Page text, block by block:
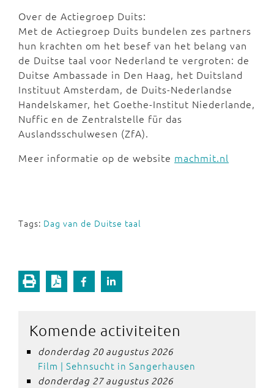
Over de Actiegroep Duits:
Met de Actiegroep Duits bundelen zes partners
hun krachten om het besef van het belang van
de Duitse taal voor Nederland te vergroten: de
Duitse Ambassade in Den Haag, het Duitsland
Instituut Amsterdam, de Duits-Nederlandse
Handelskamer, het Goethe-Institut Niederlande,
Nuffic en de Zentralstelle für das
Auslandsschulwesen (ZfA).
Meer informatie op de website machmit.nl
Tags: Dag van de Duitse taal
Komende activiteiten
donderdag 20 augustus 2026
Film | Sehnsucht in Sangerhausen
donderdag 27 augustus 2026